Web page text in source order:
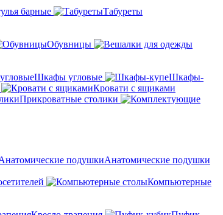
барные
Табуреты
Обувницы
Шкафы угловые
Шкафы-
Кровати с ящиками
Прикроватные столики
Анатомические подушки
Компьютерные